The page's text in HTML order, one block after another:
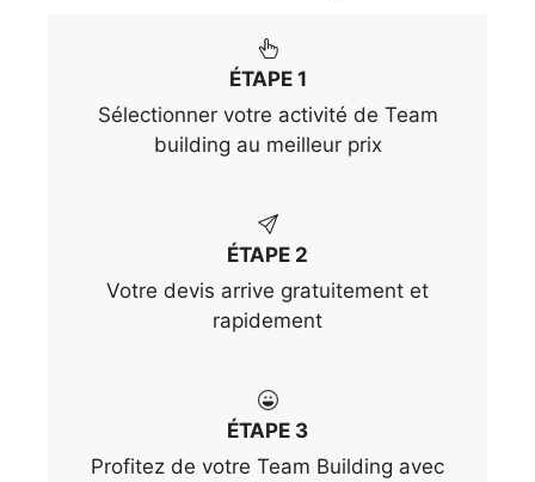
ÉTAPE 1
Sélectionner votre activité de Team
building au meilleur prix
ÉTAPE 2
Votre devis arrive gratuitement et
rapidement
ÉTAPE 3
Profitez de votre Team Building avec